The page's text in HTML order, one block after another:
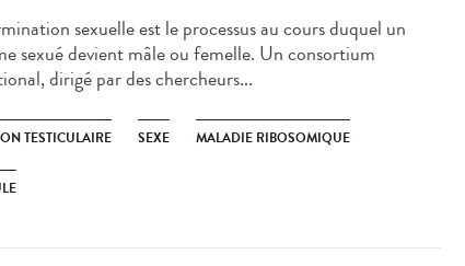
sexuelle est le processus au cours duquel un
sexué devient mâle ou femelle. Un consortium
dirigé par des chercheurs...
TESTICULAIRE SEXE MALADIE RIBOSOMIQUE